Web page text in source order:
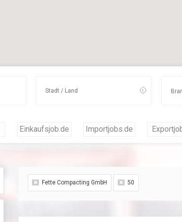
Einkaufsjob.de Importjobs.de
Fette Compacting GmbH 50